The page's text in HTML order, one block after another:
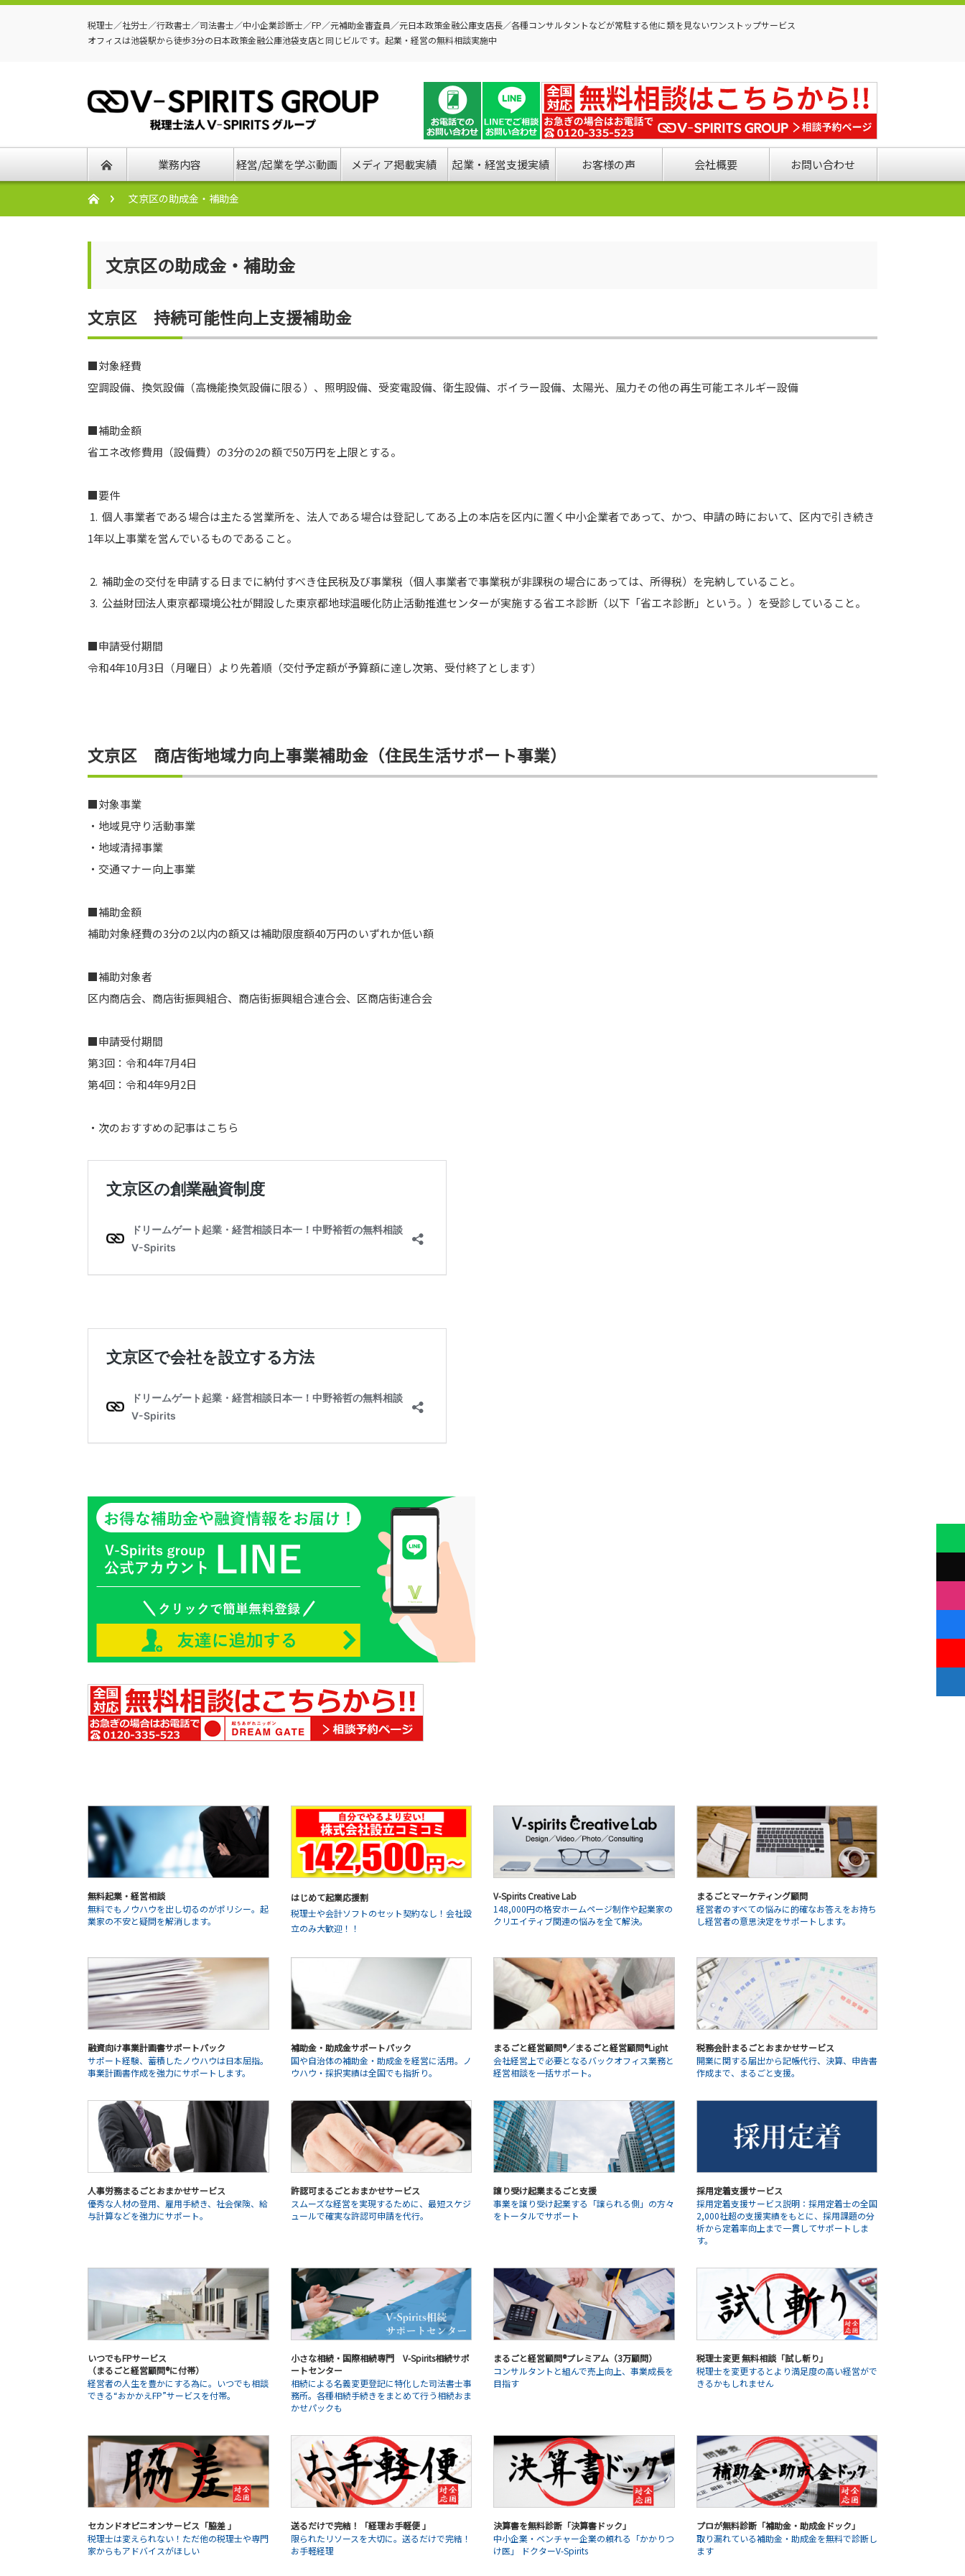
税理士／社労士／行政書士／司法書士／中小企業診断士／FP／元補助金審査員／元日本政策金融公庫支店長／各種コンサルタントなどが常駐する他に類を見ないワンストップサービス
オフィスは池袋駅から徒歩3分の日本政策金融公庫池袋支店と同じビルです。起業・経営の無料相談実施中
業務内容 経営/起業を学ぶ動画 メディア掲載実績 起業・経営支援実績 お客様の声 会社概要 お問い合わせ
文京区の助成金・補助金
文京区の助成金・補助金
文京区 持続可能性向上支援補助金
■対象経費
空調設備、換気設備（高機能換気設備に限る）、照明設備、受変電設備、衛生設備、ボイラー設備、太陽光、風力その他の再生可能エネルギー設備
■補助金額
省エネ改修費用（設備費）の3分の2の額で50万円を上限とする。
■要件
1. 個人事業者である場合は主たる営業所を、法人である場合は登記してある上の本店を区内に置く中小企業者であって、かつ、申請の時において、区内で引き続き
1年以上事業を営んでいるものであること。
2. 補助金の交付を申請する日までに納付すべき住民税及び事業税（個人事業者で事業税が非課税の場合にあっては、所得税）を完納していること。
3. 公益財団法人東京都環境公社が開設した東京都地球温暖化防止活動推進センターが実施する省エネ診断（以下「省エネ診断」という。）を受診していること。
■申請受付期間
令和4年10月3日（月曜日）より先着順（交付予定額が予算額に達し次第、受付終了とします）
文京区 商店街地域力向上事業補助金（住民生活サポート事業）
■対象事業
・地域見守り活動事業
・地域清掃事業
・交通マナー向上事業
■補助金額
補助対象経費の3分の2以内の額又は補助限度額40万円のいずれか低い額
■補助対象者
区内商店会、商店街振興組合、商店街振興組合連合会、区商店街連合会
■申請受付期間
第3回：令和4年7月4日
第4回：令和4年9月2日
・次のおすすめの記事はこちら
無料起業・経営相談
無料でもノウハウを出し切るのがポリシー。起
業家の不安と疑問を解消します。
はじめて起業応援割
税理士や会計ソフトのセット契約なし！会社設
立のみ大歓迎！！
V-Spirits Creative Lab
148,000円の格安ホームページ制作や起業家の
クリエイティブ関連の悩みを全て解決。
まるごとマーケティング顧問
経営者のすべての悩みに的確なお答えをお持ち
し経営者の意思決定をサポートします。
融資向け事業計画書サポートパック
サポート経験、蓄積したノウハウは日本屈指。
事業計画書作成を強力にサポートします。
補助金・助成金サポートパック
国や自治体の補助金・助成金を経営に活用。ノ
ウハウ・採択実績は全国でも指折り。
まるごと経営顧問®／まるごと経営顧問®Light
会社経営上で必要となるバックオフィス業務と
経営相談を一括サポート。
税務会計まるごとおまかせサービス
開業に関する届出から記帳代行、決算、申告書
作成まで、まるごと支援。
人事労務まるごとおまかせサービス
優秀な人材の登用、雇用手続き、社会保険、給
与計算などを強力にサポート。
許認可まるごとおまかせサービス
スムーズな経営を実現するために、最短スケジ
ュールで確実な許認可申請を代行。
譲り受け起業まるごと支援
事業を譲り受け起業する「譲られる側」の方々
をトータルでサポート
採用定着支援サービス
採用定着支援サービス説明：採用定着士の全国
2,000社超の支援実績をもとに、採用課題の分
析から定着率向上まで一貫してサポートしま
す。
いつでもFPサービス
（まるごと経営顧問®に付帯）
経営者の人生を豊かにする為に。いつでも相談
できる“おかかえFP”サービスを付帯。
小さな相続・国際相続専門 V-Spirits相続サポ
ートセンター
相続による名義変更登記に特化した司法書士事
務所。各種相続手続きをまとめて行う相続おま
かせパックも
まるごと経営顧問®プレミアム（3万顧問）
コンサルタントと組んで売上向上、事業成長を
目指す
税理士変更 無料相談「試し斬り」
税理士を変更するとより満足度の高い経営がで
きるかもしれません
セカンドオピニオンサービス「脇差 」
税理士は変えられない！ただ他の税理士や専門
家からもアドバイスがほしい
送るだけで完結！「経理お手軽便 」
限られたリソースを大切に。送るだけで完結！
お手軽経理
決算書を無料診断「決算書ドック」
中小企業・ベンチャー企業の頼れる「かかりつ
け医」 ドクターV-Spirits
プロが無料診断「補助金・助成金ドック」
取り漏れている補助金・助成金を無料で診断し
ます